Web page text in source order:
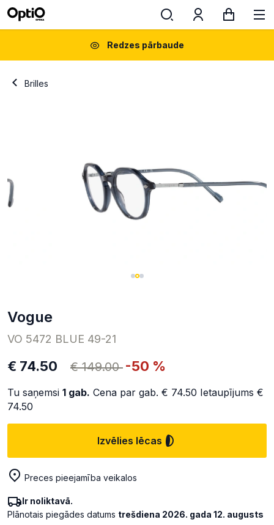
Redzes pārbaude
Brilles
Vogue
VO 5472 BLUE 49-21
€ 74.50 € 149.00 -50 %
Tu saņemsi 1 gab. Cena par gab. € 74.50 Ietaupījums €
74.50
Izvēlies lēcas
Preces pieejamība veikalos
Ir noliktavā.
Plānotais piegādes datums trešdiena 2026. gada 12. augusts